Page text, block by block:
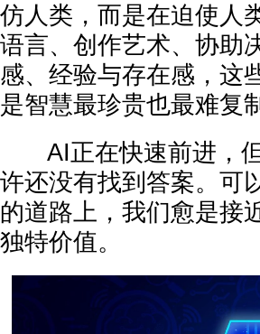
仿人类，而是在迫使人
语言、创作艺术、协助
感、经验与存在感，这
是智慧最珍贵也最难复
AI正在快速前进，但
许还没有找到答案。可
的道路上，我们愈是接
独特价值。